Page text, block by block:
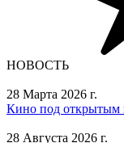
НОВОСТЬ
28 Марта 2026 г.
Кино под открытым
28 Августа 2026 г.